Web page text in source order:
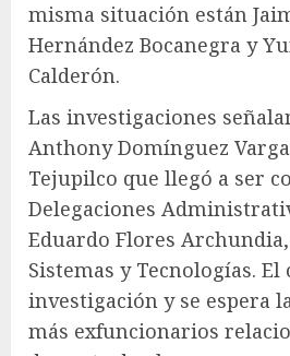
misma situación están
Hernández Bocanegra y
Calderón.
Las investigaciones
Anthony Domínguez
Tejupilco que llegó a ser
Delegaciones
Eduardo Flores
Sistemas y Tecnologías. El
investigación y se espera
más exfuncionarios